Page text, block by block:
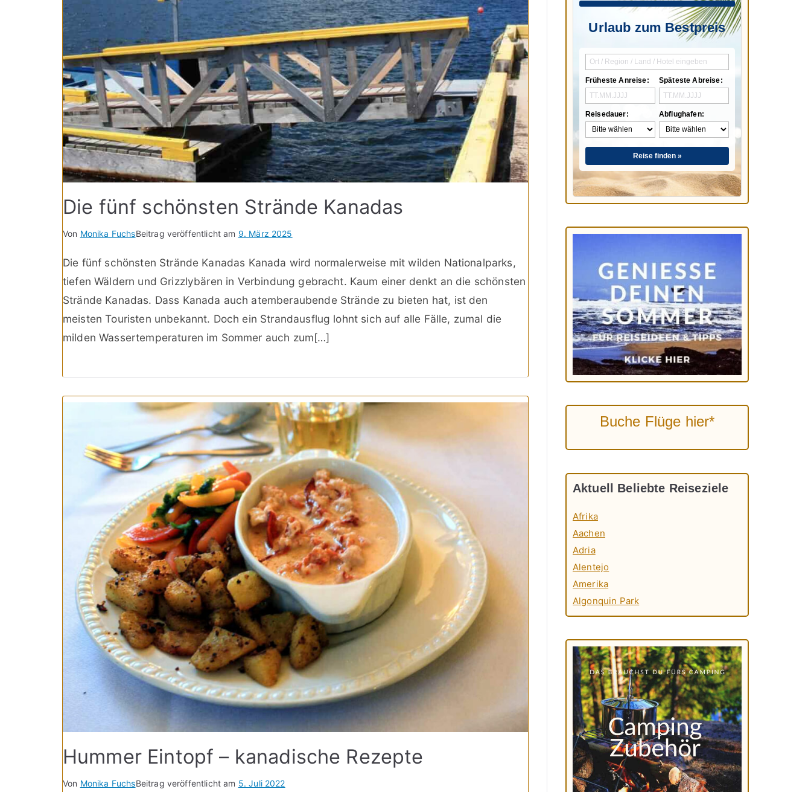
Die fünf schönsten Strände Kanadas
Von Monika FuchsBeitrag veröffentlicht am 9. März 2025
Die fünf schönsten Strände Kanadas Kanada wird normalerweise mit wilden Nationalparks,
tiefen Wäldern und Grizzlybären in Verbindung gebracht. Kaum einer denkt an die schönsten
Strände Kanadas. Dass Kanada auch atemberaubende Strände zu bieten hat, ist den
meisten Touristen unbekannt. Doch ein Strandausflug lohnt sich auf alle Fälle, zumal die
milden Wassertemperaturen im Sommer auch zum[…]
Hummer Eintopf – kanadische Rezepte
Von Monika FuchsBeitrag veröffentlicht am 5. Juli 2022
Urlaub zum Bestpreis
Früheste Anreise:
Reisedauer:
Späteste Abreise:
Abflughafen:
Reise finden »
Buche Flüge hier*
Aktuell Beliebte Reiseziele
Afrika
Aachen
Adria
Alentejo
Amerika
Algonquin Park